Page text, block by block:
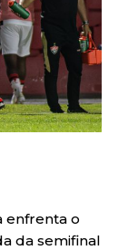
enfrenta o
da semifinal